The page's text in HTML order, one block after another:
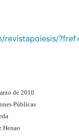
revistapoiesis/
de 2016
Públicas
Henao